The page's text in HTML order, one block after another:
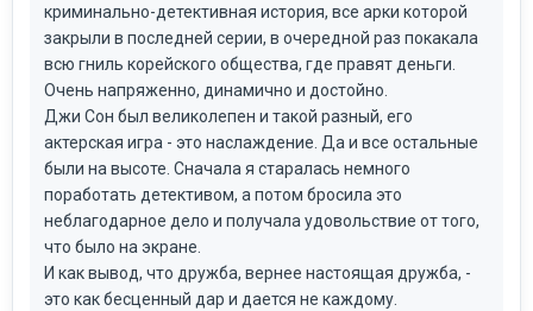
криминально-детективная история, все арки которой
закрыли в последней серии, в очередной раз покакала
всю гниль корейского общества, где правят деньги.
Очень напряженно, динамично и достойно.
Джи Сон был великолепен и такой разный, его
актерская игра - это наслаждение. Да и все остальные
были на высоте. Сначала я старалась немного
поработать детективом, а потом бросила это
неблагодарное дело и получала удовольствие от того,
что было на экране.
И как вывод, что дружба, вернее настоящая дружба, -
это как бесценный дар и дается не каждому.